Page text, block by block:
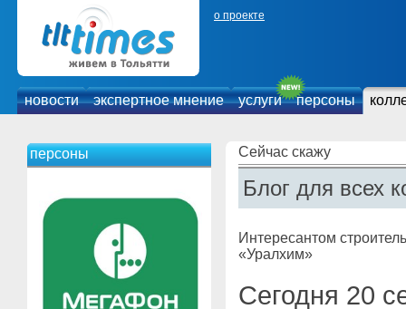
о проекте
новости экспертное мнение услуги персоны
персоны Сейчас скажу
Блог для всех
Интересантом
«Уралхим»
Сегодня 20